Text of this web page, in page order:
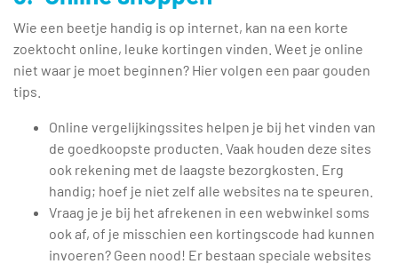
Wie een beetje handig is op internet, kan na een korte
zoektocht online, leuke kortingen vinden. Weet je online
niet waar je moet beginnen? Hier volgen een paar gouden
tips.
Online vergelijkingssites helpen je bij het vinden van
de goedkoopste producten. Vaak houden deze sites
ook rekening met de laagste bezorgkosten. Erg
handig; hoef je niet zelf alle websites na te speuren.
Vraag je je bij het afrekenen in een webwinkel soms
ook af, of je misschien een kortingscode had kunnen
invoeren? Geen nood! Er bestaan speciale websites